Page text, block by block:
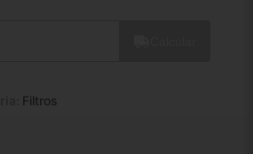
Filtros